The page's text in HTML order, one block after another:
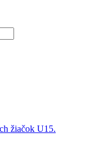
žiačok U15.